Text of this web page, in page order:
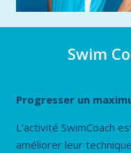
Swim
Progresser un
L’activité SwimCoach
améliorer leur